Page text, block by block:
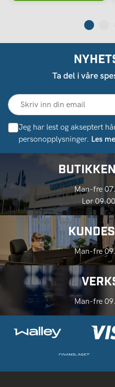
Ta del i våre
Jeg har lest og akseptert
personopplysninger. Les
Man-fre
Lør
Man-fre
Man-fre